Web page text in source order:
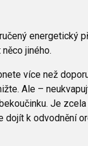
energetický
jiného.
více než
Ale –
Je zcela
dojít k odvodnění